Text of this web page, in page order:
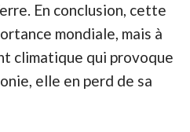
En conclusion, cette
mondiale, mais à
climatique qui provoque
elle en perd de sa